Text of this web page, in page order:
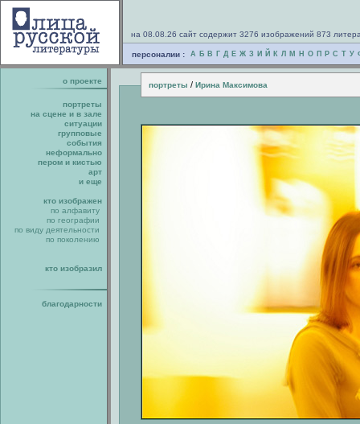
на 08.08.26 сайт содержит 3276 изображений 873
персоналии : А Б В Г Д Е Ж З И Й К Л М Н О П Р С Т У
о проекте портреты / Ирина Максимова
портреты
на сцене и в зале
ситуации
групповые
события
неформально
пером и кистью
арт
и еще
кто изображен
по алфавиту
по географии
по виду деятельности
по поколению
кто изобразил
благодарности